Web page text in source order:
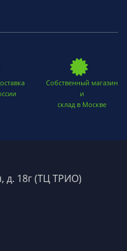
Собственный магазин
и
склад в Москве
д. 18г (ТЦ ТРИО)